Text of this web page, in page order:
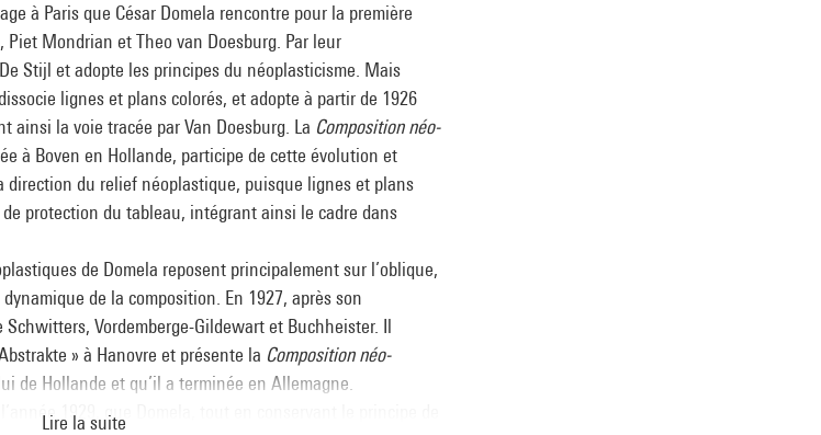
à Paris que César Domela rencontre pour la première
Mondrian et Theo van Doesburg. Par leur
Stijl et adopte les principes du néoplasticisme. Mais
lignes et plans colorés, et adopte à partir de 1926
ainsi la voie tracée par Van Doesburg. La Composition néo-
à Boven en Hollande, participe de cette évolution et
direction du relief néoplastique, puisque lignes et plans
protection du tableau, intégrant ainsi le cadre dans
de Domela reposent principalement sur l’oblique,
de la composition. En 1927, après son
Vordemberge-Gildewart et Buchheister. Il
» à Hanovre et présente la Composition néo-
de Hollande et qu’il a terminée en Allemagne.
1929, que Domela, tout en conservant le principe de
Lire la suite